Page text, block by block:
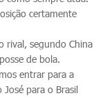
certamente
rival, segundo China
de bola.
entrar para a
para o Brasil